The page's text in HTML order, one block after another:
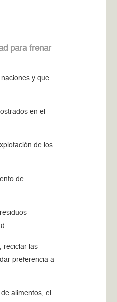
para frenar
y que
en el
de los
de
reciclar las
preferencia a
alimentos, el